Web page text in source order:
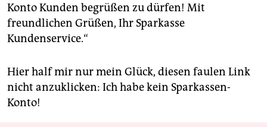
Konto Kunden begrüßen zu dürfen! Mit
freundlichen Grüßen, Ihr Sparkasse
Kundenservice.“
Hier half mir nur mein Glück, diesen faulen Link
nicht anzuklicken: Ich habe kein Sparkassen-
Konto!